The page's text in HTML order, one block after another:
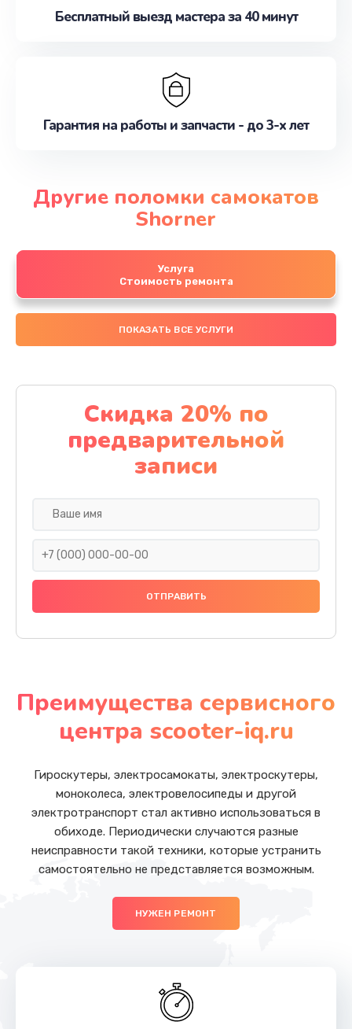
Бесплатный выезд мастера за 40 минут
Гарантия на работы и запчасти - до 3-х лет
Другие поломки самокатов
Shorner
Услуга
Стоимость ремонта
ПОКАЗАТЬ ВСЕ УСЛУГИ
Скидка 20% по
предварительной
записи
Преимущества сервисного
центра scooter-iq.ru
Гироскутеры, электросамокаты, электроскутеры,
моноколеса, электровелосипеды и другой
электротранспорт стал активно использоваться в
обиходе. Периодически случаются разные
неисправности такой техники, которые устранить
самостоятельно не представляется возможным.
НУЖЕН РЕМОНТ